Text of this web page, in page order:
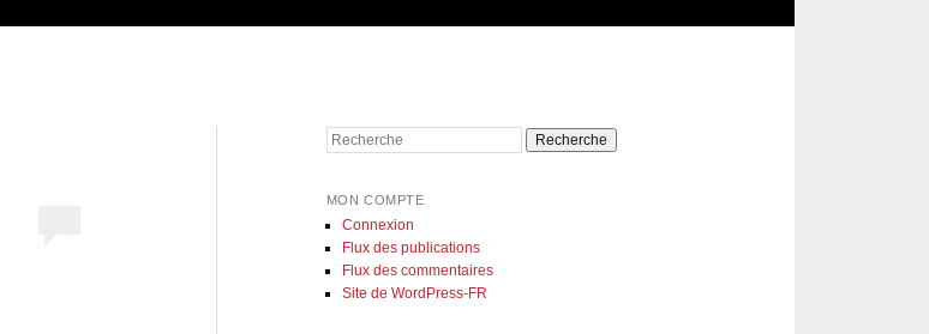
Recherche
MON COMPTE
Connexion
Flux des publications
Flux des commentaires
Site de WordPress-FR